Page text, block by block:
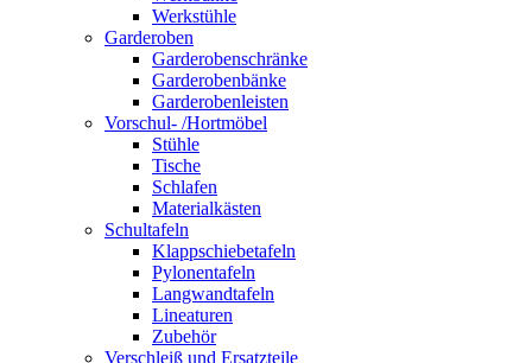
Werkstühle
Garderoben
Garderobenschränke
Garderobenbänke
Garderobenleisten
Vorschul- /Hortmöbel
Stühle
Tische
Schlafen
Materialkästen
Schultafeln
Klappschiebetafeln
Pylonentafeln
Langwandtafeln
Lineaturen
Zubehör
Verschleiß und Ersatzteile